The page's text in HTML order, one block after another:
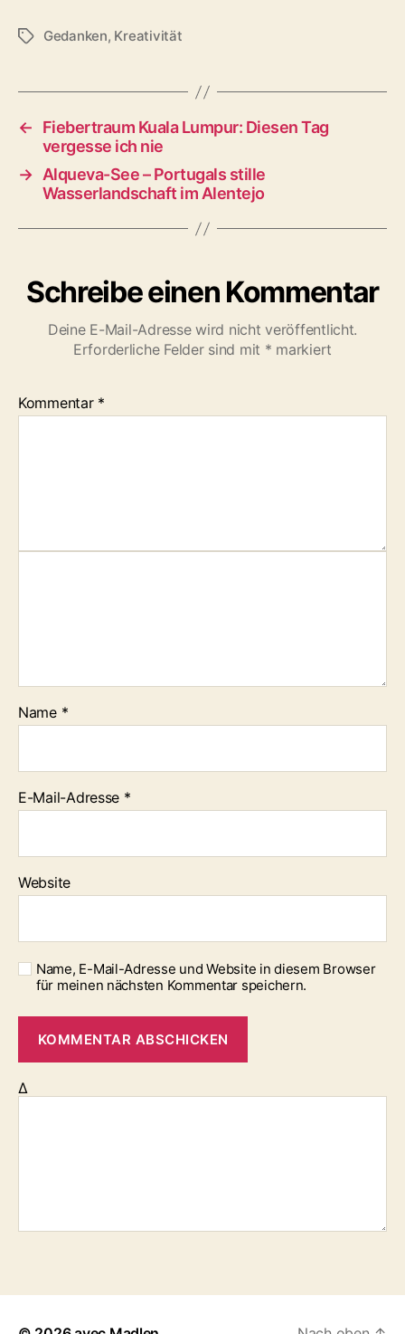
S
l
g
ö
Gedanken, Kreativität
←
Fiebertraum Kuala Lumpur: Diesen Tag
vergesse ich nie
→ Alqueva-See – Portugals stille
Wasserlandschaft im Alentejo
Schreibe einen Kommentar
Deine E-Mail-Adresse wird nicht veröffentlicht.
Erforderliche Felder sind mit * markiert
Kommentar *
Name *
E-Mail-Adresse *
Website
Name, E-Mail-Adresse und Website in diesem Browser
für meinen nächsten Kommentar speichern.
Δ